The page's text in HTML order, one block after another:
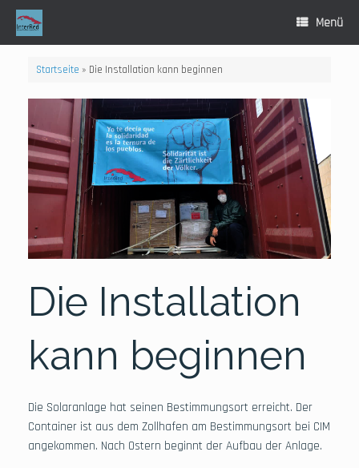
Inhalt
springen
Menü
Startseite » Die Installation kann beginnen
Die Installation
kann beginnen
Die Solaranlage hat seinen Bestimmungsort erreicht. Der
Container ist aus dem Zollhafen am Bestimmungsort bei CIM
angekommen. Nach Ostern beginnt der Aufbau der Anlage.